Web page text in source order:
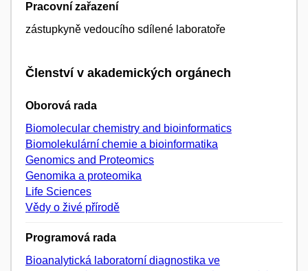
Pracovní zařazení
zástupkyně vedoucího sdílené laboratoře
Členství v akademických orgánech
Oborová rada
Biomolecular chemistry and bioinformatics
Biomolekulární chemie a bioinformatika
Genomics and Proteomics
Genomika a proteomika
Life Sciences
Vědy o živé přírodě
Programová rada
Bioanalytická laboratorní diagnostika ve